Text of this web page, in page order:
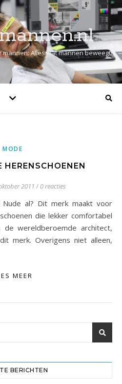
Alles wat mannen beweegt!
MODE
HERENSCHOENEN
2011 / 0 reacties
die lekker comfortabel
de wereldberoemde architect,
merk. Overigens niet alleen,
MEER
BERICHTEN